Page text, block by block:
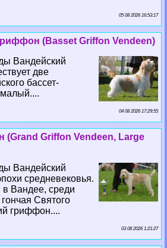
05 08 2026 16:53:17
(Basset Griffon Vendeen)
Вандейский
две
бассет-
04 08 2026 17:29:55
Griffon Vendeen, Large
Вандейский
средневековья.
Вандее, среди
Святого
гриффон....
03 08 2026 1:21:27